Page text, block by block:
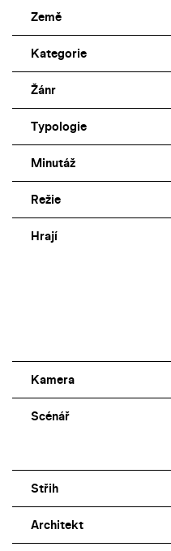
Země
Kategorie
Žánr
Typologie
Minutáž
Režie
Hrají
Kamera
Scénář
Střih
Architekt